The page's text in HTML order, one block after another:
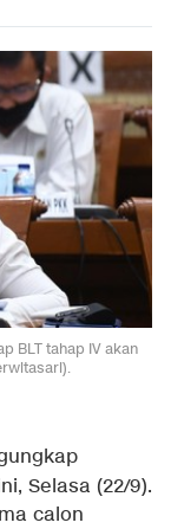
BLT tahap IV akan
Selasa (22/9).
calon